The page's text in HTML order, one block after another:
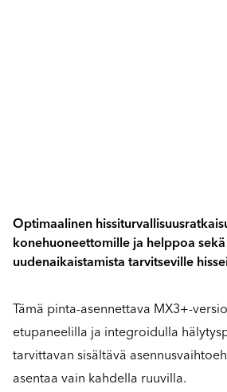
Optimaalinen
konehuoneettomille ja helppoa
uudenaikaistamista tarvitseville
Tämä pinta-asennettava MX3+-
etupaneelilla ja integroidulla
tarvittavan sisältävä
asentaa vain kahdella ruuvilla.